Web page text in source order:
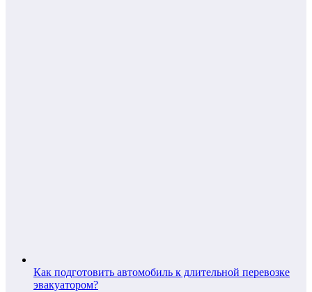
Как подготовить автомобиль к длительной перевозке
эвакуатором?